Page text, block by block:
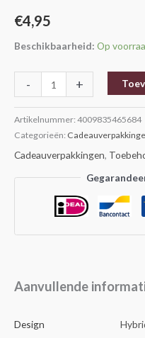
€4,95
Beschikbaarheid: Op
- +
Artikelnummer: 4009835465684
Categorieën:
Cadeauverpakkingen,
Aanvullende
Design